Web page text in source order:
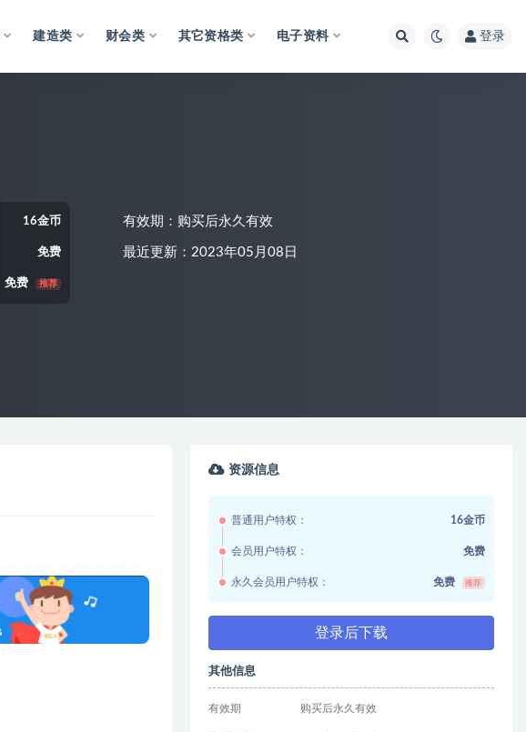
建造类 财会类 其它资格类 电子资料 登录
16金币
免费
免费 推荐
有效期：购买后永久有效
最近更新：2023年05月08日
资源信息
普通用户特权： 16金币
会员用户特权： 免费
永久会员用户特权： 免费 推荐
登录后下载
其他信息
有效期 购买后永久有效